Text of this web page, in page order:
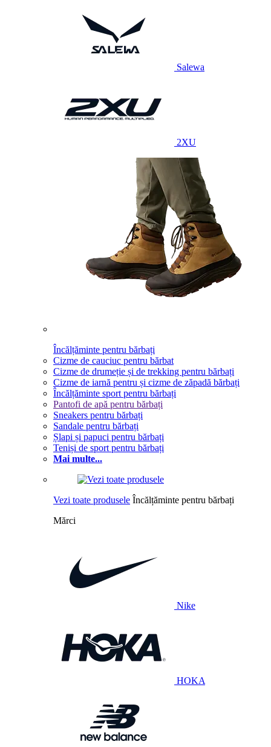
Salewa
2XU
Încălțăminte pentru bărbați
Cizme de cauciuc pentru bărbat
Cizme de drumeție și de trekking pentru bărbați
Cizme de iarnă pentru și cizme de zăpadă bărbați
Încălțăminte sport pentru bărbați
Pantofi de apă pentru bărbați
Sneakers pentru bărbați
Sandale pentru bărbați
Șlapi și papuci pentru bărbați
Teniși de sport pentru bărbați
Mai multe...
Vezi toate produsele Încălțăminte pentru bărbați
Mărci
Nike
HOKA